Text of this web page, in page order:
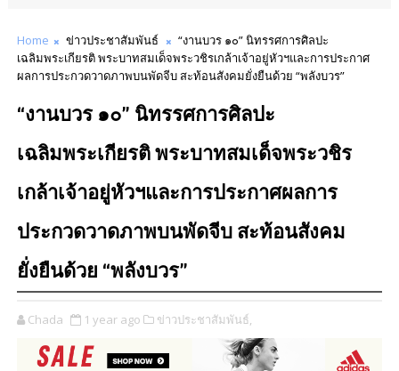
Home ข่าวประชาสัมพันธ์
“งานบวร ๑๐” นิทรรศการศิลปะ
เฉลิมพระเกียรติ พระบาทสมเด็จพระวชิรเกล้าเจ้าอยู่หัวฯและการประกาศ
ผลการประกวดวาดภาพบนพัดจีบ สะท้อนสังคมยั่งยืนด้วย “พลังบวร”
“งานบวร ๑๐” นิทรรศการศิลปะ
เฉลิมพระเกียรติ พระบาทสมเด็จพระวชิร
เกล้าเจ้าอยู่หัวฯและการประกาศผลการ
ประกวดวาดภาพบนพัดจีบ สะท้อนสังคม
ยั่งยืนด้วย “พลังบวร”
Chada 1 year ago ข่าวประชาสัมพันธ์,